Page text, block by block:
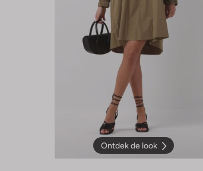
Ontdek de look